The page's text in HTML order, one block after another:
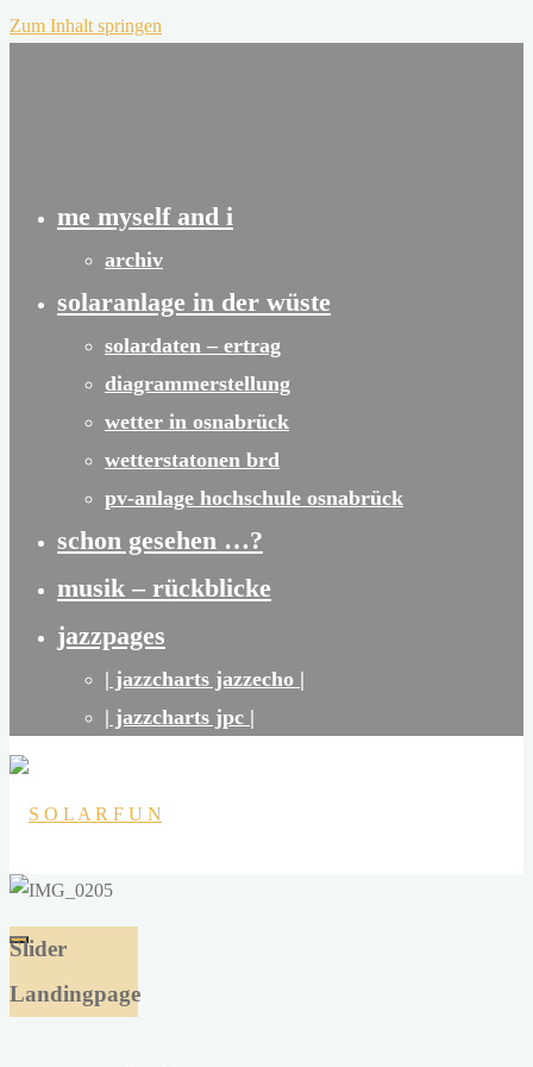
Zum Inhalt springen
me myself and i
archiv
solaranlage in der wüste
solardaten – ertrag
diagrammerstellung
wetter in osnabrück
wetterstatonen brd
pv-anlage hochschule osnabrück
schon gesehen …?
musik – rückblicke
jazzpages
| jazzcharts jazzecho |
| jazzcharts jpc |
S
O
L
Slider
Landingpage